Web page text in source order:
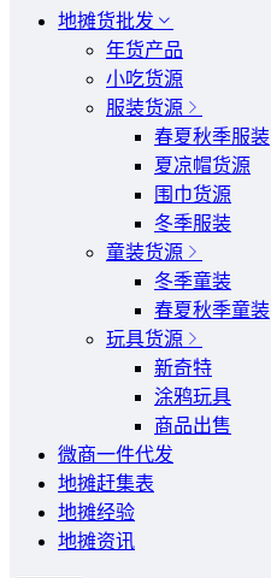
地摊货批发
年货产品
小吃货源
服装货源
春夏秋季服装
夏凉帽货源
围巾货源
冬季服装
童装货源
冬季童装
春夏秋季童装
玩具货源
新奇特
涂鸦玩具
商品出售
微商一件代发
地摊赶集表
地摊经验
地摊资讯